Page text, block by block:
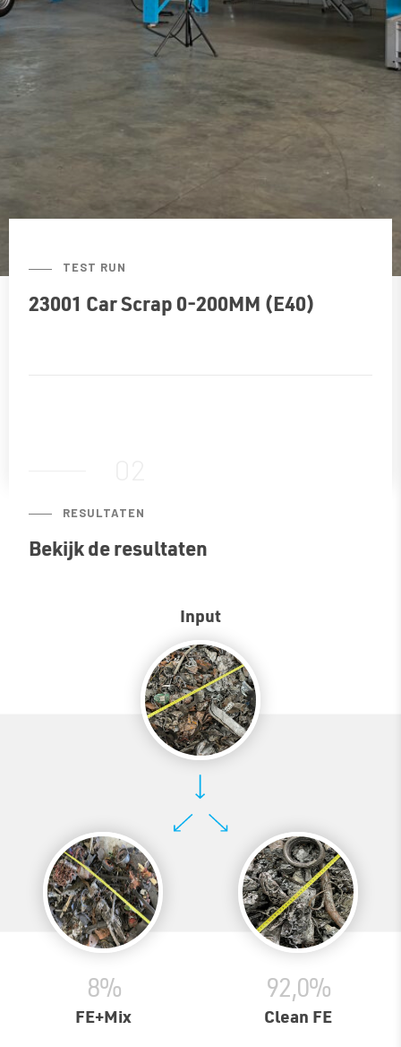
TEST RUN
23001 Car Scrap 0-200MM (E40)
RESULTATEN
Bekijk de resultaten
Input
8%
FE+Mix
92,0%
Clean FE